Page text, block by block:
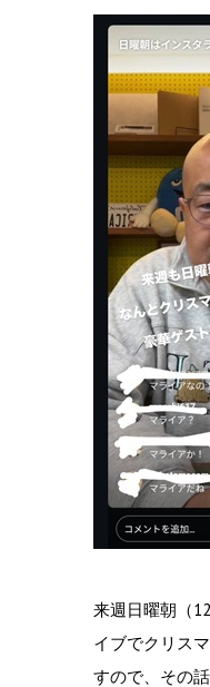
来週日曜朝（
イブでクリス
すので、その